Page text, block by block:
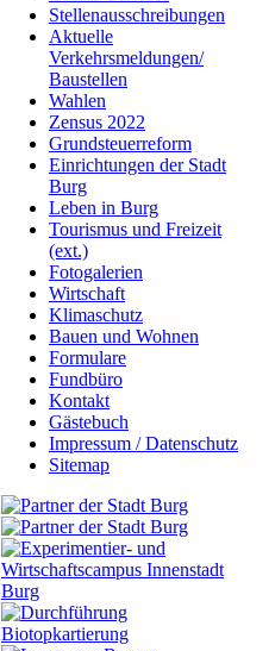
Stellenausschreibungen
Aktuelle
Verkehrsmeldungen/
Baustellen
Wahlen
Zensus 2022
Grundsteuerreform
Einrichtungen der Stadt
Burg
Leben in Burg
Tourismus und Freizeit
(ext.)
Fotogalerien
Wirtschaft
Klimaschutz
Bauen und Wohnen
Formulare
Fundbüro
Kontakt
Gästebuch
Impressum / Datenschutz
Sitemap